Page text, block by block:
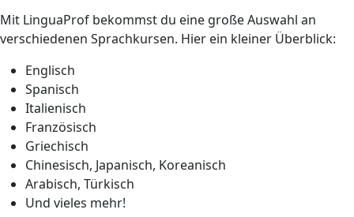
Mit LinguaProf bekommst du eine große Auswahl an
verschiedenen Sprachkursen. Hier ein kleiner Überblick:
Englisch
Spanisch
Italienisch
Französisch
Griechisch
Chinesisch, Japanisch, Koreanisch
Arabisch, Türkisch
Und vieles mehr!